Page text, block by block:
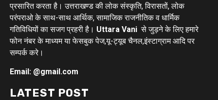
प्रसारित करता है। उत्तराखण्ड की लोक संस्कृति, विरासतों, लोक
परंपराओ के साथ-साथ आर्थिक, सामाजिक राजनीतिक व धार्मिक
गतिविधियों का सजग प्रहरी है। Uttara Vani से जुड़ने के लिए हमारे
फोन नंबर के माध्यम या फेसबुक पेज,यू-ट्यूब चैनल,इंस्टाग्राम आदि पर
सम्पर्क करे।
Email: @gmail.com
LATEST POST